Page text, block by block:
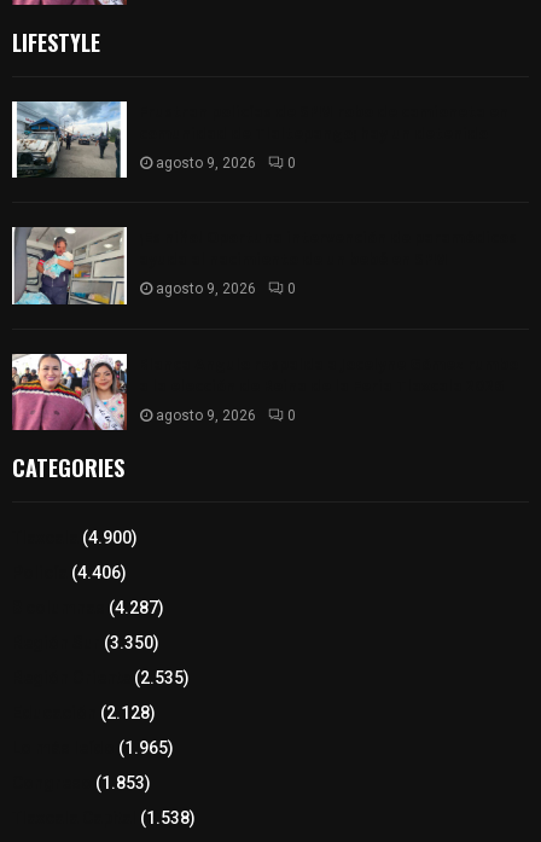
LIFESTYLE
agosto 9, 2026 0
agosto 9, 2026 0
agosto 9, 2026 0
CATEGORIES
(4.900)
(4.406)
(4.287)
(3.350)
(2.535)
(2.128)
(1.965)
(1.853)
(1.538)